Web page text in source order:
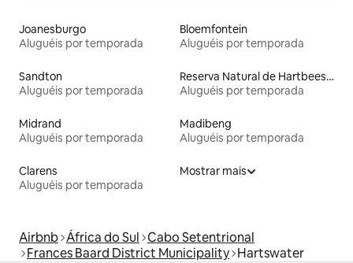
Joanesburgo
Aluguéis por temporada
Bloemfontein
Aluguéis por temporada
Sandton
Aluguéis por temporada
Reserva Natural de Hartbeespoort Dam
Aluguéis por temporada
Midrand
Aluguéis por temporada
Madibeng
Aluguéis por temporada
Clarens
Aluguéis por temporada
Mostrar mais
Airbnb África do Sul Cabo Setentrional
Frances Baard District Municipality Hartswater